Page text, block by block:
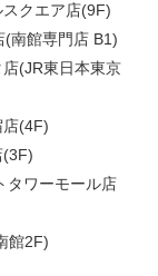
クエア店(9F)
(南館専門店 B1)
(JR東日本東京
店(4F)
(3F)
タワーモール店
館2F)